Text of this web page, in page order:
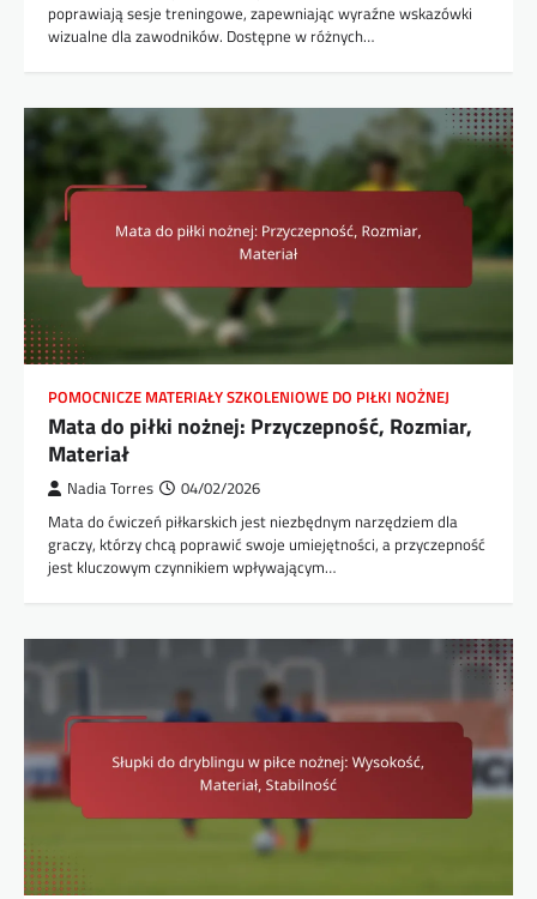
poprawiają sesje treningowe, zapewniając wyraźne wskazówki
wizualne dla zawodników. Dostępne w różnych…
POMOCNICZE MATERIAŁY SZKOLENIOWE DO PIŁKI NOŻNEJ
Mata do piłki nożnej: Przyczepność, Rozmiar,
Materiał
Nadia Torres 04/02/2026
Mata do ćwiczeń piłkarskich jest niezbędnym narzędziem dla
graczy, którzy chcą poprawić swoje umiejętności, a przyczepność
jest kluczowym czynnikiem wpływającym…